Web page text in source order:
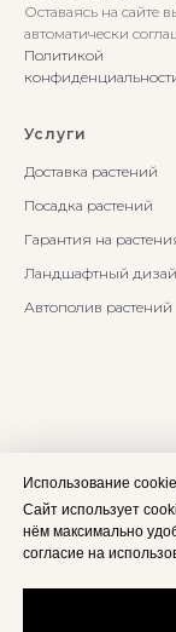
Оставаясь на сайте
автоматически
Политикой
Услуги
Доставка растений
Посадка растений
Гарантия на
Ландшафтный
Автополив растений
Использование
Сайт использует
нём максимально
согласие на